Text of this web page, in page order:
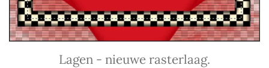
Lagen - nieuwe rasterlaag.